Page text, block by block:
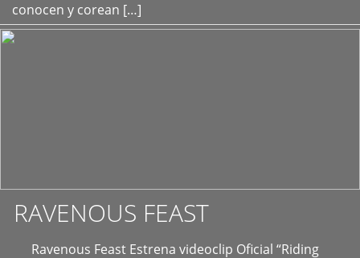
conocen y corean […]
RAVENOUS FEAST
Ravenous Feast Estrena videoclip Oficial “Riding